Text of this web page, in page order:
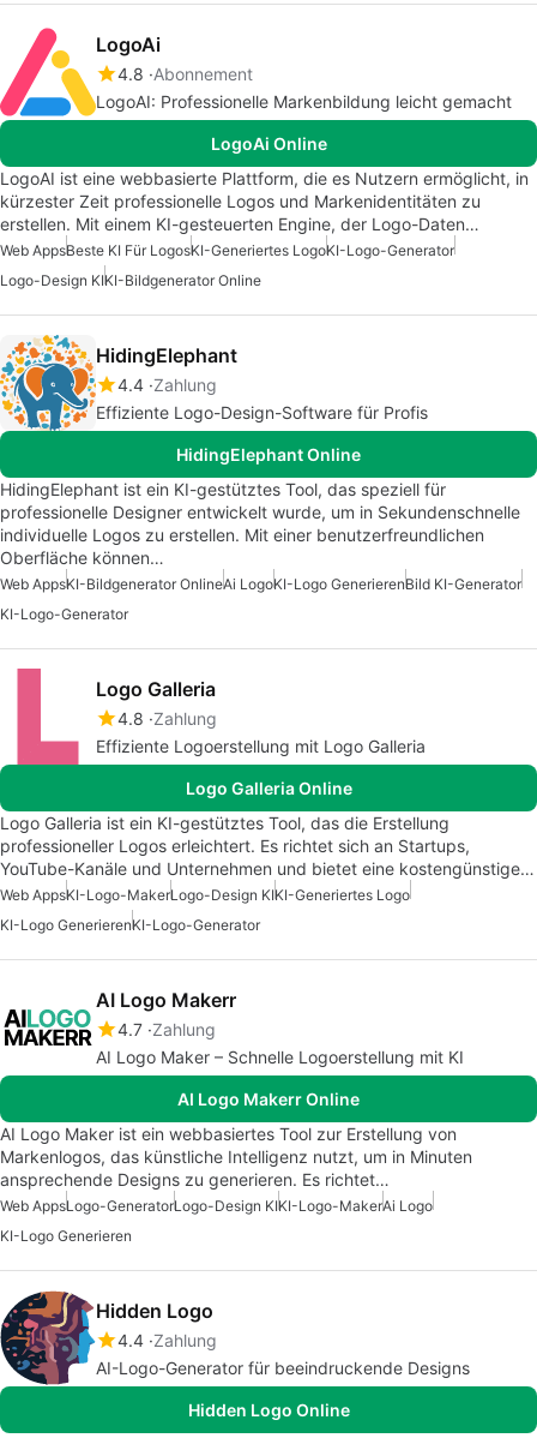
LogoAi
4.8 Abonnement
LogoAI: Professionelle Markenbildung leicht gemacht
LogoAi Online
LogoAI ist eine webbasierte Plattform, die es Nutzern ermöglicht, in
kürzester Zeit professionelle Logos und Markenidentitäten zu
erstellen. Mit einem KI-gesteuerten Engine, der Logo-Daten…
Web AppsBeste KI Für LogosKI-Generiertes LogoKI-Logo-Generator
Logo-Design KIKI-Bildgenerator Online
HidingElephant
4.4 Zahlung
Effiziente Logo-Design-Software für Profis
HidingElephant Online
HidingElephant ist ein KI-gestütztes Tool, das speziell für
professionelle Designer entwickelt wurde, um in Sekundenschnelle
individuelle Logos zu erstellen. Mit einer benutzerfreundlichen
Oberfläche können…
Web AppsKI-Bildgenerator OnlineAi LogoKI-Logo GenerierenBild KI-Generator
KI-Logo-Generator
Logo Galleria
4.8 Zahlung
Effiziente Logoerstellung mit Logo Galleria
Logo Galleria Online
Logo Galleria ist ein KI-gestütztes Tool, das die Erstellung
professioneller Logos erleichtert. Es richtet sich an Startups,
YouTube-Kanäle und Unternehmen und bietet eine kostengünstige…
Web AppsKI-Logo-MakerLogo-Design KIKI-Generiertes Logo
KI-Logo GenerierenKI-Logo-Generator
AI Logo Makerr
4.7 Zahlung
AI Logo Maker – Schnelle Logoerstellung mit KI
AI Logo Makerr Online
AI Logo Maker ist ein webbasiertes Tool zur Erstellung von
Markenlogos, das künstliche Intelligenz nutzt, um in Minuten
ansprechende Designs zu generieren. Es richtet…
Web AppsLogo-GeneratorLogo-Design KIKI-Logo-MakerAi Logo
KI-Logo Generieren
Hidden Logo
4.4 Zahlung
AI-Logo-Generator für beeindruckende Designs
Hidden Logo Online